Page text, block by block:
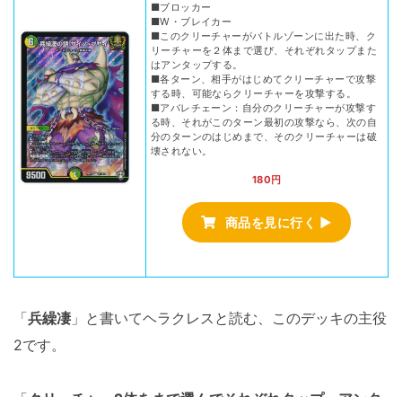
■ブロッカー
■W・ブレイカー
■このクリーチャーがバトルゾーンに出た時、ク
リーチャーを２体まで選び、それぞれタップまた
はアンタップする。
■各ターン、相手がはじめてクリーチャーで攻撃
する時、可能ならクリーチャーを攻撃する。
■アバレチェーン：自分のクリーチャーが攻撃す
る時、それがこのターン最初の攻撃なら、次の自
分のターンのはじめまで、そのクリーチャーは破
壊されない。
180円
商品を見に行く ▶
「兵繰凄」と書いてヘラクレスと読む、このデッキの主役
2です。